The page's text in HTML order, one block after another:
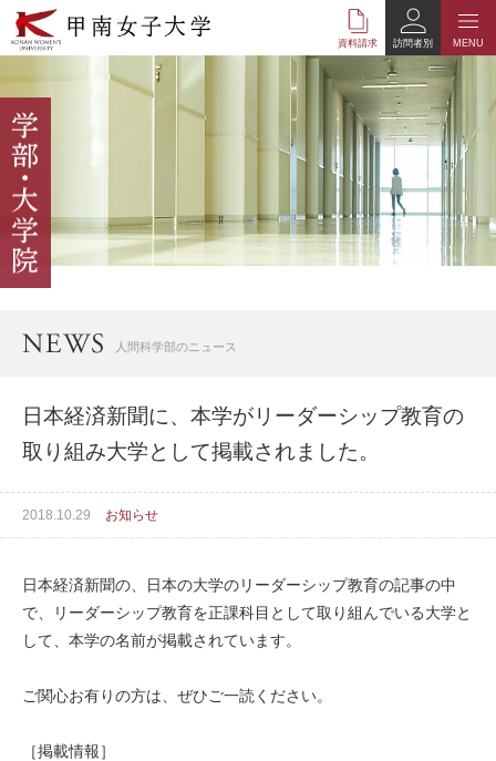
本
文
へ
の
リ
ン
ク
ナ
ビ
ゲ
シ
ョ
資料請求 MENU
訪問者別
人間科学部のニュース
日本経済新聞に、本学がリーダーシップ教育の
取り組み大学として掲載されました。
2018.10.29 お知らせ
日本経済新聞の、日本の大学のリーダーシップ教育の記事の中
で、リーダーシップ教育を正課科目として取り組んでいる大学と
して、本学の名前が掲載されています。
ご関心お有りの方は、ぜひご一読ください。
［掲載情報］